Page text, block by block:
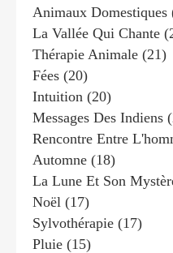
Animaux Domestiques
La Vallée Qui Chante
Thérapie Animale (21)
Fées (20)
Intuition (20)
Messages Des Indiens
Rencontre Entre
Automne (18)
La Lune Et Son
Noël (17)
Sylvothérapie (17)
Pluie (15)